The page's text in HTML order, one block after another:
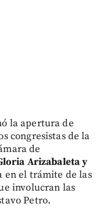
la apertura de
congresistas de la
de
Arizabaleta y
en el trámite de las
involucran las
Petro.